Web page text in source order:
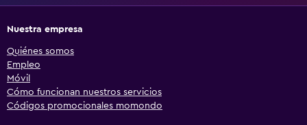
Nuestra empresa
Quiénes somos
Empleo
Móvil
Cómo funcionan nuestros servicios
Códigos promocionales momondo